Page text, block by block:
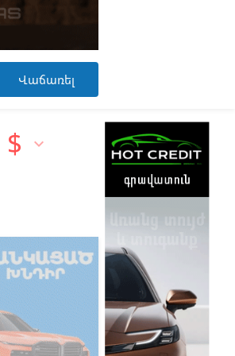
Վաճառել
$ 